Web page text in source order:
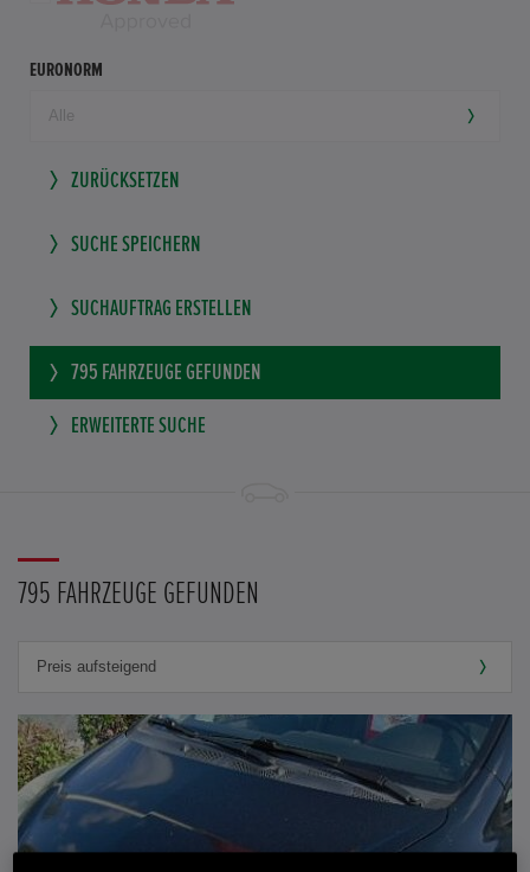
EURONORM
ZURÜCKSETZEN
SUCHE SPEICHERN
SUCHAUFTRAG ERSTELLEN
795 FAHRZEUGE GEFUNDEN
ERWEITERTE SUCHE
795 FAHRZEUGE GEFUNDEN